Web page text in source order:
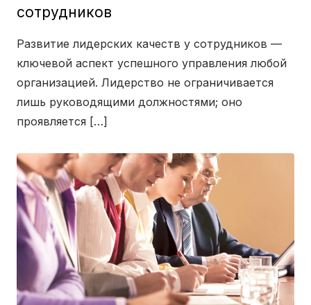
сотрудников
Развитие лидерских качеств у сотрудников —
ключевой аспект успешного управления любой
организацией. Лидерство не ограничивается
лишь руководящими должностями; оно
проявляется […]